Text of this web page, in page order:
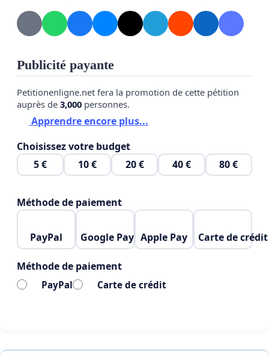
Publicité payante
Petitionenligne.net fera la promotion de cette pétition
auprès de 3,000 personnes.
Apprendre encore plus...
Choisissez votre budget
5 €
10 € 20 € 40 € 80 €
Méthode de paiement
PayPal Google Pay Apple Pay Carte de crédit
Méthode de paiement
PayPal Carte de crédit